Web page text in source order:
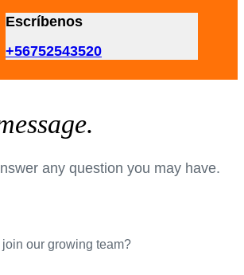
Escríbenos
+56752543520
any question you may have.
our growing team?